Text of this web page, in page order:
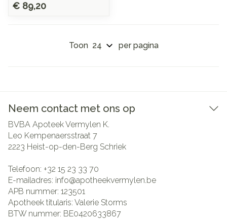
€ 89,20
Toon per pagina
Neem contact met ons op
BVBA Apoteek Vermylen K.
Leo Kempenaersstraat 7
2223 Heist-op-den-Berg Schriek
Telefoon: +32 15 23 33 70
E-mailadres: info@apotheekvermylen.be
APB nummer: 123501
Apotheek titularis: Valerie Storms
BTW nummer: BE0420633867